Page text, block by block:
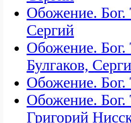
Обожение. Бог.
Сергий
Обожение. Бог.
Булгаков,
Обожение. Бог.
Обожение.
Григорий